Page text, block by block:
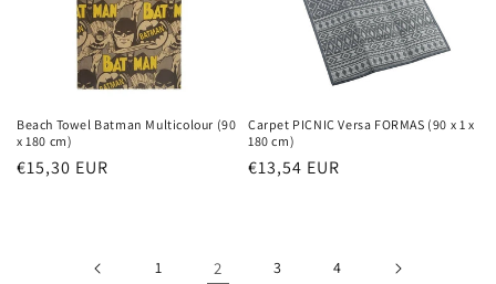
Beach Towel Batman Multicolour (90
x 180 cm)
Normaler
€15,30 EUR
Carpet PICNIC Versa FORMAS (90 x 1 x
180 cm)
Normaler
€13,54 EUR
1 2 3 4